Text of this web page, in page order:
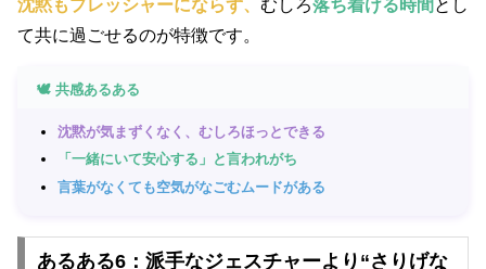
沈黙もプレッシャーにならず、 むしろ落ち着ける時間 とし
て共に過ごせるのが特徴です。
🕊️ 共感あるある
沈黙が気まずくなく、むしろほっとできる
「一緒にいて安心する」と言われがち
言葉がなくても空気がなごむムードがある
あるある6：派手なジェスチャーより“さりげな